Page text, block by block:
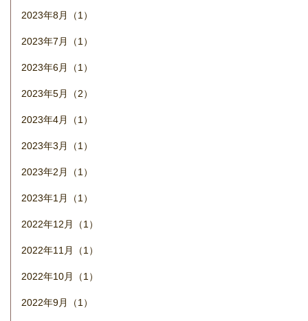
2023年8月（1）
2023年7月（1）
2023年6月（1）
2023年5月（2）
2023年4月（1）
2023年3月（1）
2023年2月（1）
2023年1月（1）
2022年12月（1）
2022年11月（1）
2022年10月（1）
2022年9月（1）